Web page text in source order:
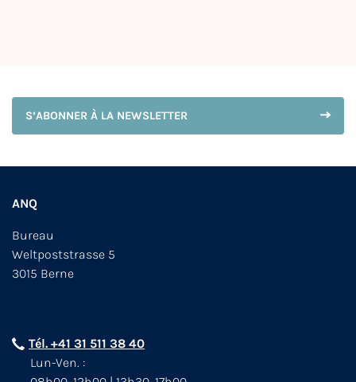
S’ABONNER À LA NEWSLETTER
ANQ
Bureau
Weltpoststrasse 5
3015 Berne
Tél. +41 31 511 38 40
Lun-Ven. :